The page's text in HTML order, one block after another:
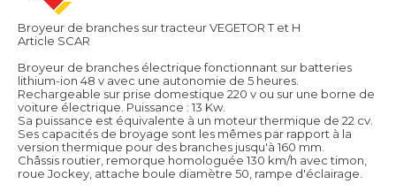
Broyeur de branches sur tracteur VEGETOR T et H
Article SCAR
Broyeur de branches électrique fonctionnant sur batteries
lithium-ion 48 v avec une autonomie de 5 heures.
Rechargeable sur prise domestique 220 v ou sur une borne de
voiture électrique. Puissance : 13 Kw.
Sa puissance est équivalente à un moteur thermique de 22 cv.
Ses capacités de broyage sont les mêmes par rapport à la
version thermique pour des branches jusqu'à 160 mm.
Châssis routier, remorque homologuée 130 km/h avec timon,
roue Jockey, attache boule diamètre 50, rampe d'éclairage.